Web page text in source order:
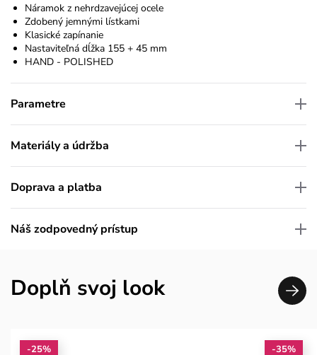
Náramok z nehrdzavejúcej ocele
Zdobený jemnými lístkami
Klasické zapínanie
Nastaviteľná dĺžka 155 + 45 mm
HAND - POLISHED
Parametre
Materiály a údržba
Doprava a platba
Náš zodpovedný prístup
Doplň svoj look
-25% -35%